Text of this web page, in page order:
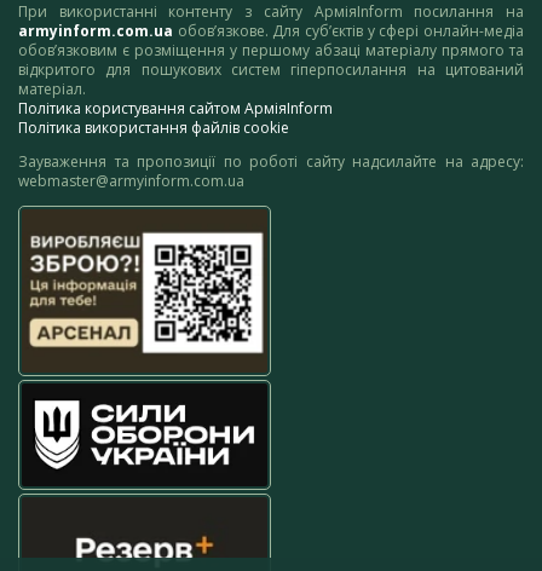
При використанні контенту з сайту АрміяInform посилання на
armyinform.com.ua обов’язкове. Для суб’єктів у сфері онлайн-медіа
обов’язковим є розміщення у першому абзаці матеріалу прямого та
відкритого для пошукових систем гіперпосилання на цитований
матеріал.
Політика користування сайтом АрміяInform
Політика використання файлів cookie
Зауваження та пропозиції по роботі сайту надсилайте на адресу:
webmaster@armyinform.com.ua